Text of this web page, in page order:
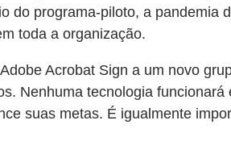
do programa-piloto, a
toda a organização.
Acrobat Sign a um novo
Nenhuma tecnologia
suas metas. É igualmente